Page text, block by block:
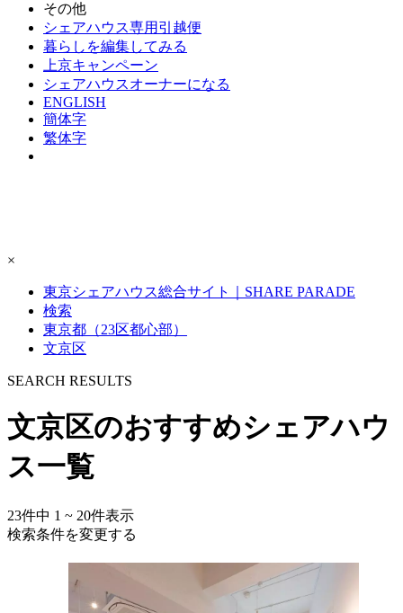
その他
シェアハウス専用引越便
暮らしを編集してみる
上京キャンペーン
シェアハウスオーナーになる
ENGLISH
簡体字
繁体字
×
東京シェアハウス総合サイト｜SHARE PARADE
検索
東京都（23区都心部）
文京区
SEARCH RESULTS
文京区のおすすめシェアハウ
ス一覧
23件中 1 ~ 20件表示
検索条件を変更する